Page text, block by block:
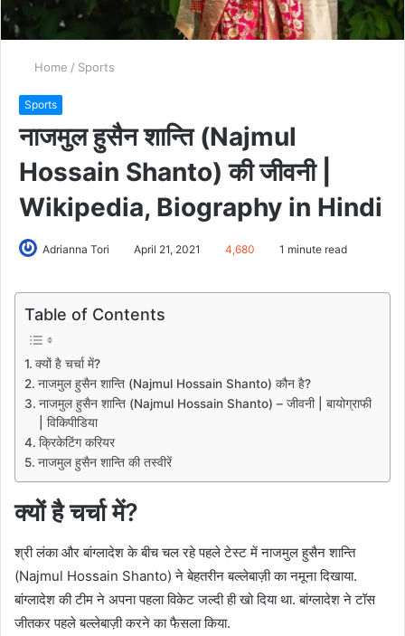
Home / Sports
Sports
नाजमुल हुसैन शान्ति (Najmul
Hossain Shanto) की जीवनी |
Wikipedia, Biography in Hindi
Adrianna Tori April 21, 2021 4,680 1 minute read
Table of Contents
क्यों है चर्चा में?
नाजमुल हुसैन शान्ति (Najmul Hossain Shanto) कौन है?
नाजमुल हुसैन शान्ति (Najmul Hossain Shanto) – जीवनी | बायोग्राफी
| विकिपीडिया
क्रिकेटिंग करियर
नाजमुल हुसैन शान्ति की तस्वीरें
क्यों है चर्चा में?
श्री लंका और बांग्लादेश के बीच चल रहे पहले टेस्ट में नाजमुल हुसैन शान्ति
(Najmul Hossain Shanto) ने बेहतरीन बल्लेबाज़ी का नमूना दिखाया.
बांग्लादेश की टीम ने अपना पहला विकेट जल्दी ही खो दिया था. बांग्लादेश ने टॉस
जीतकर पहले बल्लेबाज़ी करने का फैसला किया.